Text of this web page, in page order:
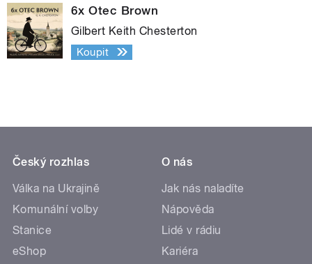
6x Otec Brown
Gilbert Keith Chesterton
Koupit
Český rozhlas
Válka na Ukrajině
Komunální volby
Stanice
eShop
O nás
Jak nás naladíte
Nápověda
Lidé v rádiu
Kariéra